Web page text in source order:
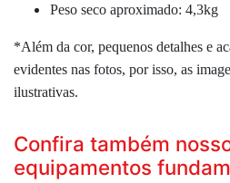
Peso seco aproximado: 4,3kg
*Além da cor, pequenos detalhes e
evidentes nas fotos, por isso, as
ilustrativas.
Confira também
equipamentos